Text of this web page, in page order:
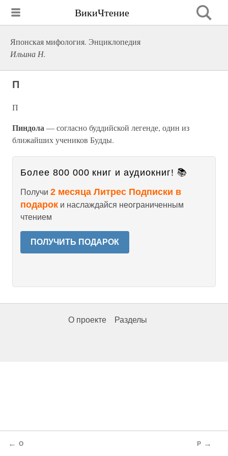
ВикиЧтение
Японская мифология. Энциклопедия
Ильина Н.
П
П
Пиндола— согласно буддийской легенде, один из
ближайших учеников Будды.
Более 800 000 книг и аудиокниг! 📚
Получи 2 месяца Литрес Подписки в
подарок и наслаждайся неограниченным
чтением
ПОЛУЧИТЬ ПОДАРОК
О проекте Разделы
← О Р →